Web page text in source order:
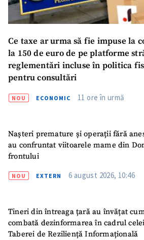
Ce taxe ar urma să fie impuse la
la 150 de euro de pe platforme
reglementări incluse în politica
pentru consultări
NOU ECONOMIC 11 ore în urmă
Nașteri premature și operații fără
au confruntat viitoarele mame din
frontului
NOU EXTERN 6 august 2026, 10:46
Tineri din întreaga țară au învățat
combată dezinformarea în cadrul
Taberei de Reziliență Informațională